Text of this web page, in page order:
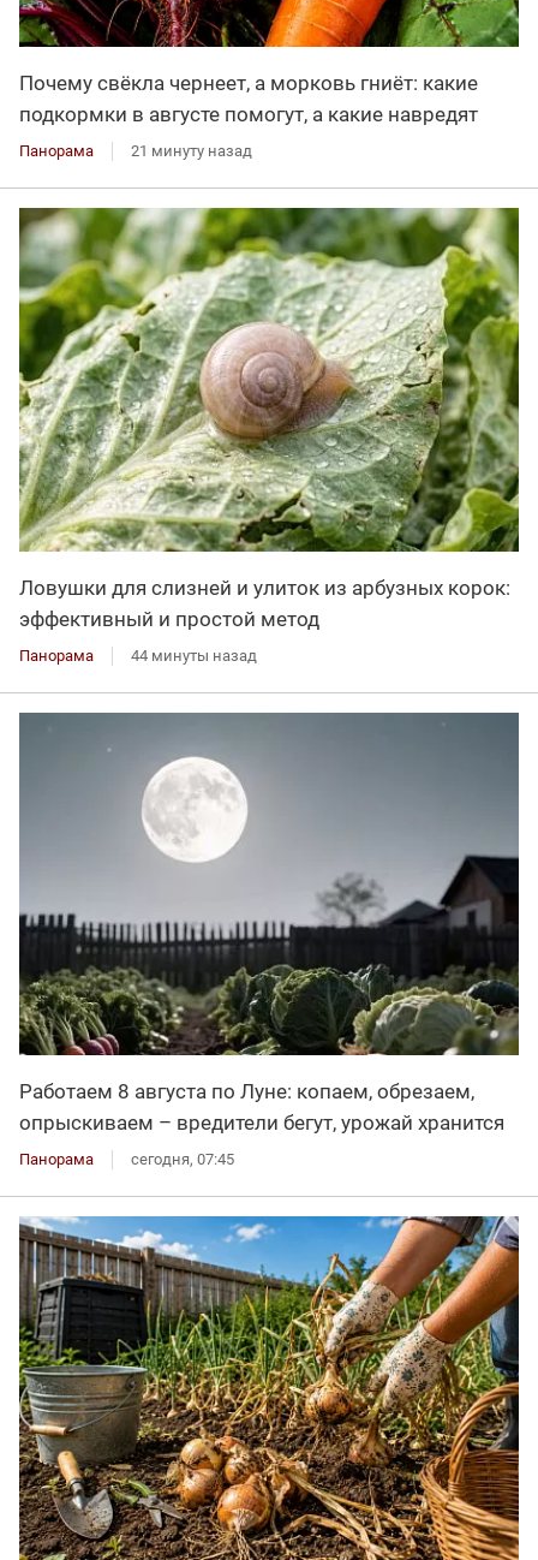
Почему свёкла чернеет, а морковь гниёт: какие
подкормки в августе помогут, а какие навредят
Панорама 21 минуту назад
Ловушки для слизней и улиток из арбузных корок:
эффективный и простой метод
Панорама 44 минуты назад
Работаем 8 августа по Луне: копаем, обрезаем,
опрыскиваем – вредители бегут, урожай хранится
Панорама сегодня, 07:45